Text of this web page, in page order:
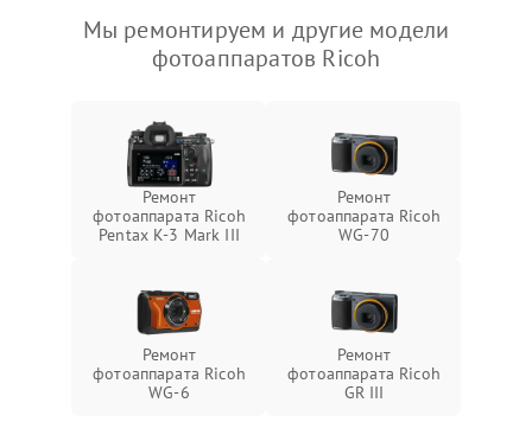
Мы ремонтируем и другие модели
фотоаппаратов Ricoh
Ремонт
фотоаппарата Ricoh
Pentax K-3 Mark III
Ремонт
фотоаппарата Ricoh
WG-70
Ремонт
фотоаппарата Ricoh
WG-6
Ремонт
фотоаппарата Ricoh
GR III